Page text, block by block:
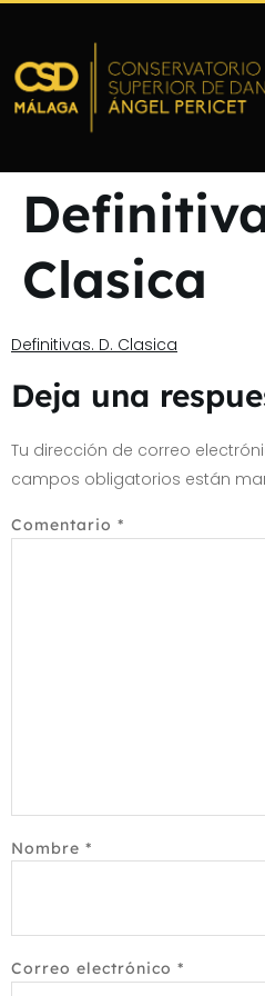
Clasica
Definitivas. D. Clasica
Deja una
Tu dirección de correo
campos obligatorios están
Comentario *
Nombre *
Correo electrónico *